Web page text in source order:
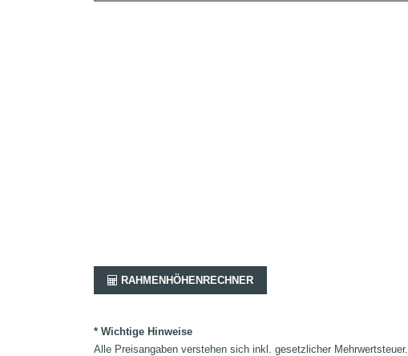
RAHMENHÖHENRECHNER
* Wichtige Hinweise
Alle Preisangaben verstehen sich inkl. gesetzlicher Mehrwertsteuer.